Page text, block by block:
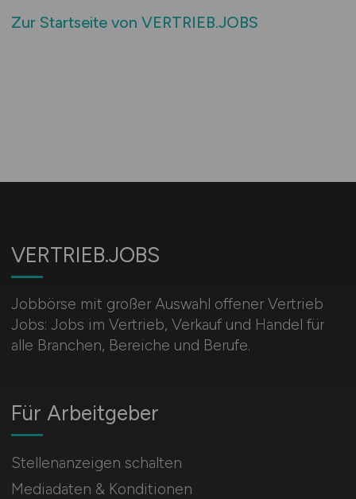
Zur Startseite von VERTRIEB.JOBS
VERTRIEB.JOBS
Jobbörse mit großer Auswahl offener Vertrieb
Jobs: Jobs im Vertrieb, Verkauf und Handel für
alle Branchen, Bereiche und Berufe.
Für Arbeitgeber
Stellenanzeigen schalten
Mediadaten & Konditionen